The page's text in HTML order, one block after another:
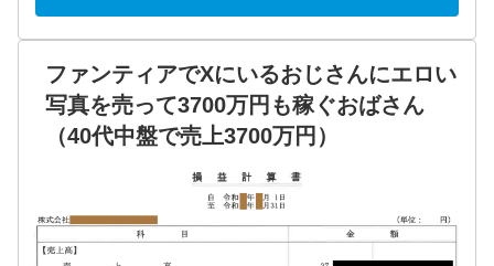
ファンティアでXにいるおじさんにエロい
写真を売って3700万円も稼ぐおばさん
（40代中盤で売上3700万円）